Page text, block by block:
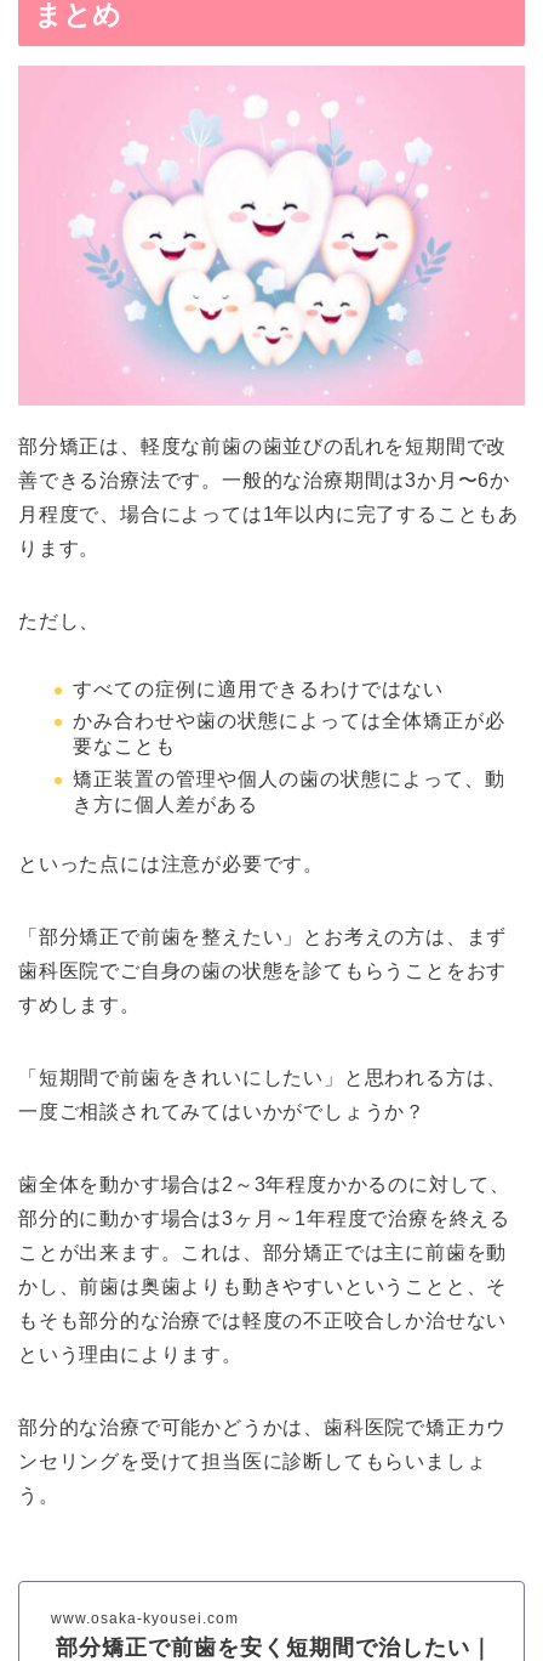
まとめ
部分矯正は、軽度な前歯の歯並びの乱れを短期間で改
善できる治療法です。一般的な治療期間は3か月〜6か
月程度で、場合によっては1年以内に完了することもあ
ります。
ただし、
すべての症例に適用できるわけではない
かみ合わせや歯の状態によっては全体矯正が必
要なことも
矯正装置の管理や個人の歯の状態によって、動
き方に個人差がある
といった点には注意が必要です。
「部分矯正で前歯を整えたい」とお考えの方は、まず
歯科医院でご自身の歯の状態を診てもらうことをおす
すめします。
「短期間で前歯をきれいにしたい」と思われる方は、
一度ご相談されてみてはいかがでしょうか？
歯全体を動かす場合は2～3年程度かかるのに対して、
部分的に動かす場合は3ヶ月～1年程度で治療を終える
ことが出来ます。これは、部分矯正では主に前歯を動
かし、前歯は奥歯よりも動きやすいということと、そ
もそも部分的な治療では軽度の不正咬合しか治せない
という理由によります。
部分的な治療で可能かどうかは、歯科医院で矯正カウ
ンセリングを受けて担当医に診断してもらいましょ
う。
www.osaka-kyousei.com
部分矯正で前歯を安く短期間で治したい｜